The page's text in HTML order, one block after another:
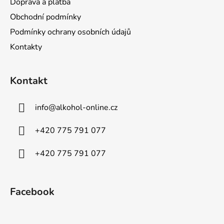
u
Obchodní podmínky
Podmínky ochrany osobních údajů
Kontakty
Kontakt
info@alkohol-online.cz
+420 775 791 077
+420 775 791 077
Facebook